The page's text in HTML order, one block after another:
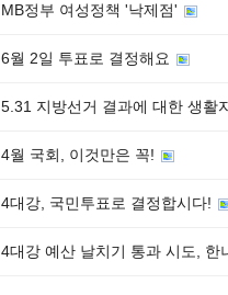
MB정부 여성정책 '낙제점'
6월 2일 투표로 결정해요
5.31 지방선거 결과에 대한 생활
4월 국회, 이것만은 꼭!
4대강, 국민투표로 결정합시다!
4대강 예산 날치기 통과 시도, 한